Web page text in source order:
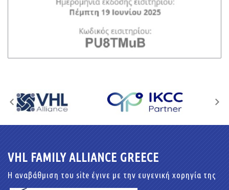
VHL FAMILY ALLIANCE GREECE
Η αναβάθμιση του site έγινε με την ευγενική χορηγία της